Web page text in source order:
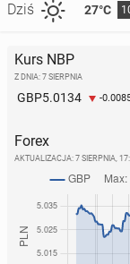
Dziś 27°C
Kurs NBP
Z DNIA: 7 SIERPNIA
GBP5.0134 -
Forex
AKTUALIZACJA: 7 SIERPNIA,